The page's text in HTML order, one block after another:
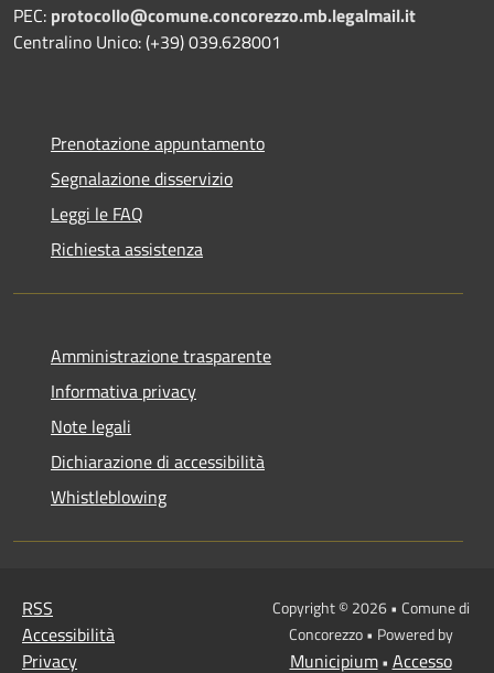
PEC: protocollo@comune.concorezzo.mb.legalmail.it
Centralino Unico: (+39) 039.628001
Prenotazione appuntamento
Segnalazione disservizio
Leggi le FAQ
Richiesta assistenza
Amministrazione trasparente
Informativa privacy
Note legali
Dichiarazione di accessibilità
Whistleblowing
RSS
Accessibilità
Privacy
Copyright © 2026 • Comune di
Concorezzo • Powered by
Municipium• Accesso